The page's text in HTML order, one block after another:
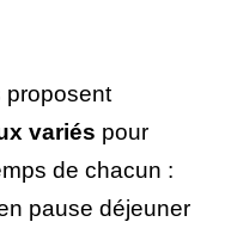
proposent
variés pour
de chacun :
pause déjeuner